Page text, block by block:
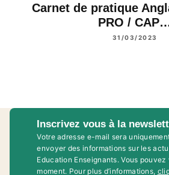
Carnet de pratique
PRO /
31/03/2023
Inscrivez vous à la
Votre adresse e-mail sera
envoyer des informations sur les
Education Enseignants. Vous
moment. Pour plus d’informations,